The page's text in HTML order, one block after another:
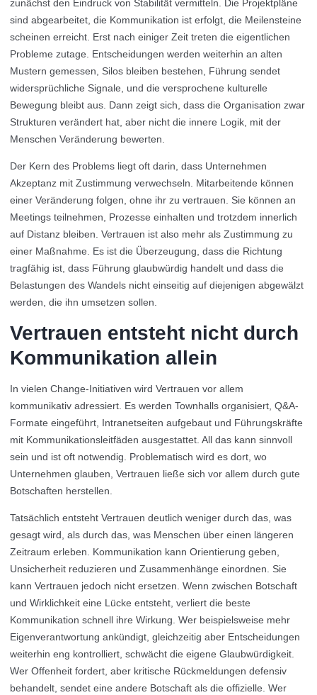
zunächst den Eindruck von Stabilität vermitteln. Die Projektpläne
sind abgearbeitet, die Kommunikation ist erfolgt, die Meilensteine
scheinen erreicht. Erst nach einiger Zeit treten die eigentlichen
Probleme zutage. Entscheidungen werden weiterhin an alten
Mustern gemessen, Silos bleiben bestehen, Führung sendet
widersprüchliche Signale, und die versprochene kulturelle
Bewegung bleibt aus. Dann zeigt sich, dass die Organisation zwar
Strukturen verändert hat, aber nicht die innere Logik, mit der
Menschen Veränderung bewerten.
Der Kern des Problems liegt oft darin, dass Unternehmen
Akzeptanz mit Zustimmung verwechseln. Mitarbeitende können
einer Veränderung folgen, ohne ihr zu vertrauen. Sie können an
Meetings teilnehmen, Prozesse einhalten und trotzdem innerlich
auf Distanz bleiben. Vertrauen ist also mehr als Zustimmung zu
einer Maßnahme. Es ist die Überzeugung, dass die Richtung
tragfähig ist, dass Führung glaubwürdig handelt und dass die
Belastungen des Wandels nicht einseitig auf diejenigen abgewälzt
werden, die ihn umsetzen sollen.
Vertrauen entsteht nicht durch
Kommunikation allein
In vielen Change-Initiativen wird Vertrauen vor allem
kommunikativ adressiert. Es werden Townhalls organisiert, Q&A-
Formate eingeführt, Intranetseiten aufgebaut und Führungskräfte
mit Kommunikationsleitfäden ausgestattet. All das kann sinnvoll
sein und ist oft notwendig. Problematisch wird es dort, wo
Unternehmen glauben, Vertrauen ließe sich vor allem durch gute
Botschaften herstellen.
Tatsächlich entsteht Vertrauen deutlich weniger durch das, was
gesagt wird, als durch das, was Menschen über einen längeren
Zeitraum erleben. Kommunikation kann Orientierung geben,
Unsicherheit reduzieren und Zusammenhänge einordnen. Sie
kann Vertrauen jedoch nicht ersetzen. Wenn zwischen Botschaft
und Wirklichkeit eine Lücke entsteht, verliert die beste
Kommunikation schnell ihre Wirkung. Wer beispielsweise mehr
Eigenverantwortung ankündigt, gleichzeitig aber Entscheidungen
weiterhin eng kontrolliert, schwächt die eigene Glaubwürdigkeit.
Wer Offenheit fordert, aber kritische Rückmeldungen defensiv
behandelt, sendet eine andere Botschaft als die offizielle. Wer